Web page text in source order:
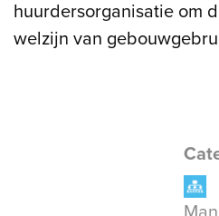
huurdersorganisatie om
welzijn van